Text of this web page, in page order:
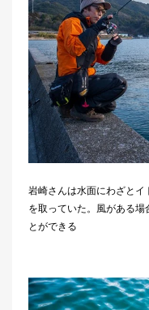
岩崎さんは水面にわざとイ
を取っていた。風がある
とができる